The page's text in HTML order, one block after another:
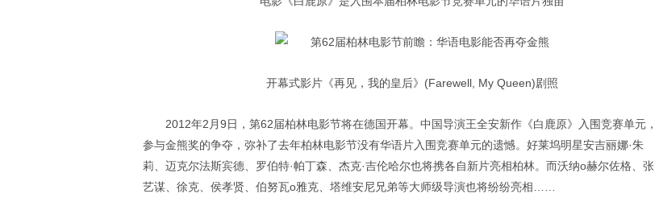
开幕式影片《再见，我的皇后》(Farewell, My Queen)剧照
2012年2月9日，第62届柏林电影节将在德国开幕。中国导演王全安新作《白鹿原》入围竞赛单元，
参与金熊奖的争夺，弥补了去年柏林电影节没有华语片入围竞赛单元的遗憾。好莱坞明星安吉丽娜·朱
莉、迈克尔法斯宾德、罗伯特·帕丁森、杰克·吉伦哈尔也将携各自新片亮相柏林。而沃纳o赫尔佐格、张
艺谋、徐克、侯孝贤、伯努瓦o雅克、塔维安尼兄弟等大师级导演也将纷纷亮相……